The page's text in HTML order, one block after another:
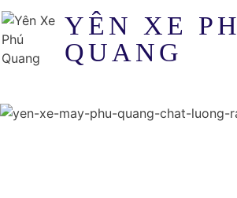
Skip
to
content
YÊN XE
QUANG